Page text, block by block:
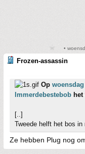
•
Frozen-assassin
Op
Immerdebestebob
[..]
Tweede helft het bos
Ze hebben Plug nog